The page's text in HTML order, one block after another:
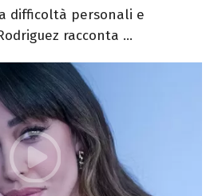
difficoltà personali e
racconta ...